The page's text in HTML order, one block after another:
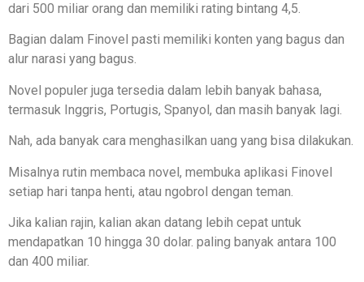
dari 500 miliar orang dan memiliki rating bintang 4,5.
Bagian dalam Finovel pasti memiliki konten yang bagus dan
alur narasi yang bagus.
Novel populer juga tersedia dalam lebih banyak bahasa,
termasuk Inggris, Portugis, Spanyol, dan masih banyak lagi.
Nah, ada banyak cara menghasilkan uang yang bisa dilakukan.
Misalnya rutin membaca novel, membuka aplikasi Finovel
setiap hari tanpa henti, atau ngobrol dengan teman.
Jika kalian rajin, kalian akan datang lebih cepat untuk
mendapatkan 10 hingga 30 dolar. paling banyak antara 100
dan 400 miliar.